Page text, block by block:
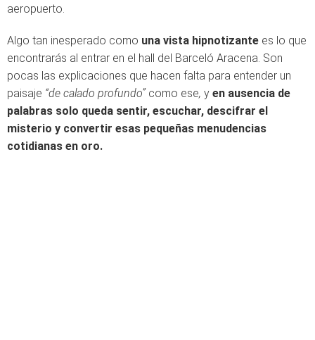
aeropuerto.
Algo tan inesperado como una vista hipnotizante es lo que
encontrarás al entrar en el hall del Barceló Aracena. Son
pocas las explicaciones que hacen falta para entender un
paisaje “de calado profundo” como ese, y en ausencia de
palabras solo queda sentir, escuchar, descifrar el
misterio y convertir esas pequeñas menudencias
cotidianas en oro.